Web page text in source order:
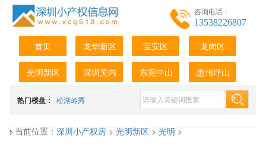
咨询电话：
13538226807
首页 龙华新区 宝安区 龙岗区
光明新区 深圳关内 东莞中山 惠州坪山
热门楼盘： 松湖岭秀
当前位置：深圳小产权房>光明新区>光明>